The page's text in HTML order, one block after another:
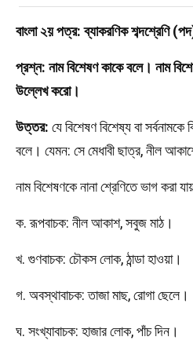
বাংলা ২য় পত্র: ব্যাকরণিক শব্দশ্রেণি
প্রশ্ন: নাম বিশেষণ কাকে বলে। নাম
উল্লেখ করো।
উত্তর: যে বিশেষণ বিশেষ্য বা
বলে। যেমন: সে মেধাবী ছাত্র, নীল
নাম বিশেষণকে নানা শ্রেণিতে ভাগ করা
ক. রূপবাচক: নীল আকাশ, সবুজ মাঠ।
খ. গুণবাচক: চৌকস লোক, ঠান্ডা হাওয়া।
গ. অবস্থাবাচক: তাজা মাছ, রোগা ছেলে।
ঘ. সংখ্যাবাচক: হাজার লোক, পাঁচ দিন।